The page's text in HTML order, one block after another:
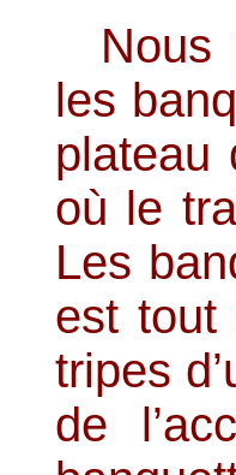
les
plateau
où le
Les
est tout
tripes
de